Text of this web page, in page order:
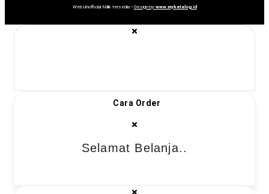
Web Unofficial Milik tersedia • Design by www.mykatalog.id
Cara Order
Selamat Belanja..